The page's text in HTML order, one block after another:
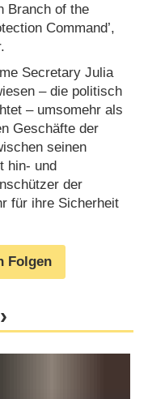
Branch of the
Command’,
Secretary Julia
– die politisch
– umsomehr als
Geschäfte der
seinen
hin- und
der
für ihre Sicherheit
Folgen